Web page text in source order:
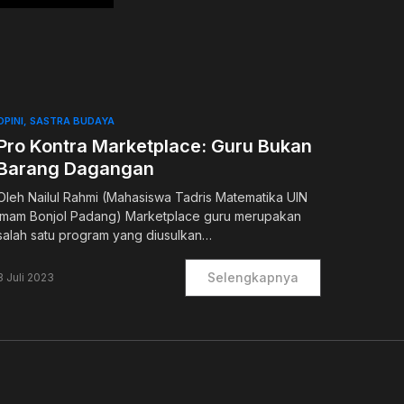
SASTRA BUDAYA
Kontra Marketplace: Guru Bukan
Dagangan
Nailul Rahmi (Mahasiswa Tadris Matematika UIN
Bonjol Padang) Marketplace guru merupakan
satu program yang diusulkan…
Juli 2023 Selengkapnya